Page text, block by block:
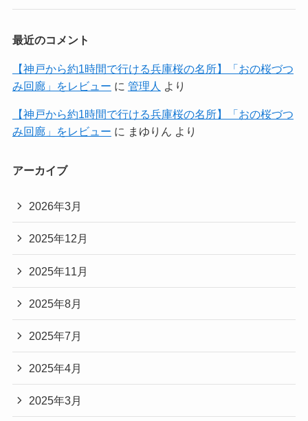
最近のコメント
【神戸から約1時間で行ける兵庫桜の名所】「おの桜づつ
み回廊」をレビュー に 管理人 より
【神戸から約1時間で行ける兵庫桜の名所】「おの桜づつ
み回廊」をレビュー に まゆりん より
アーカイブ
2026年3月
2025年12月
2025年11月
2025年8月
2025年7月
2025年4月
2025年3月